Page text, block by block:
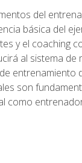
del
básica del
y el coaching
al sistema de
entrenamiento
son
como